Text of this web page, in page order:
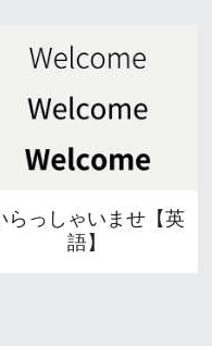
らっしゃいませ【英
語】